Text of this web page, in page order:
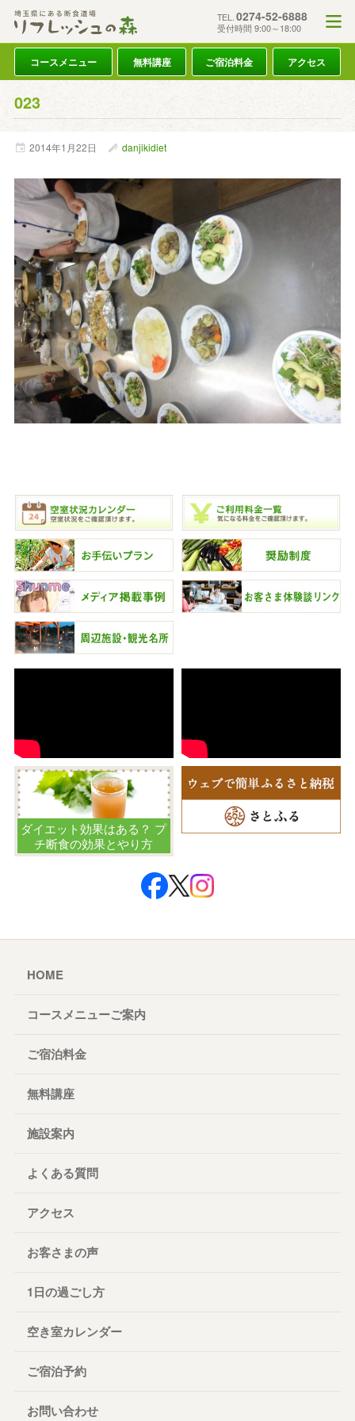
TEL. 0274-52-6888
受付時間 9:00～18:00
コースメニュー 無料講座 ご宿泊料金 アクセス
023
2014年1月22日 danjikidiet
ダイエット効果はある？ プ
チ断食の効果とやり方
HOME
コースメニューご案内
ご宿泊料金
無料講座
施設案内
よくある質問
アクセス
お客さまの声
1日の過ごし方
空き室カレンダー
ご宿泊予約
お問い合わせ